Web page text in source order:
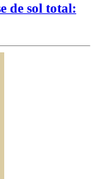
de sol total: